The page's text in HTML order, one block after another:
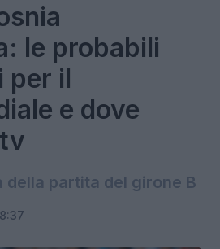
le probabili
per il
e dove
della partita del girone B